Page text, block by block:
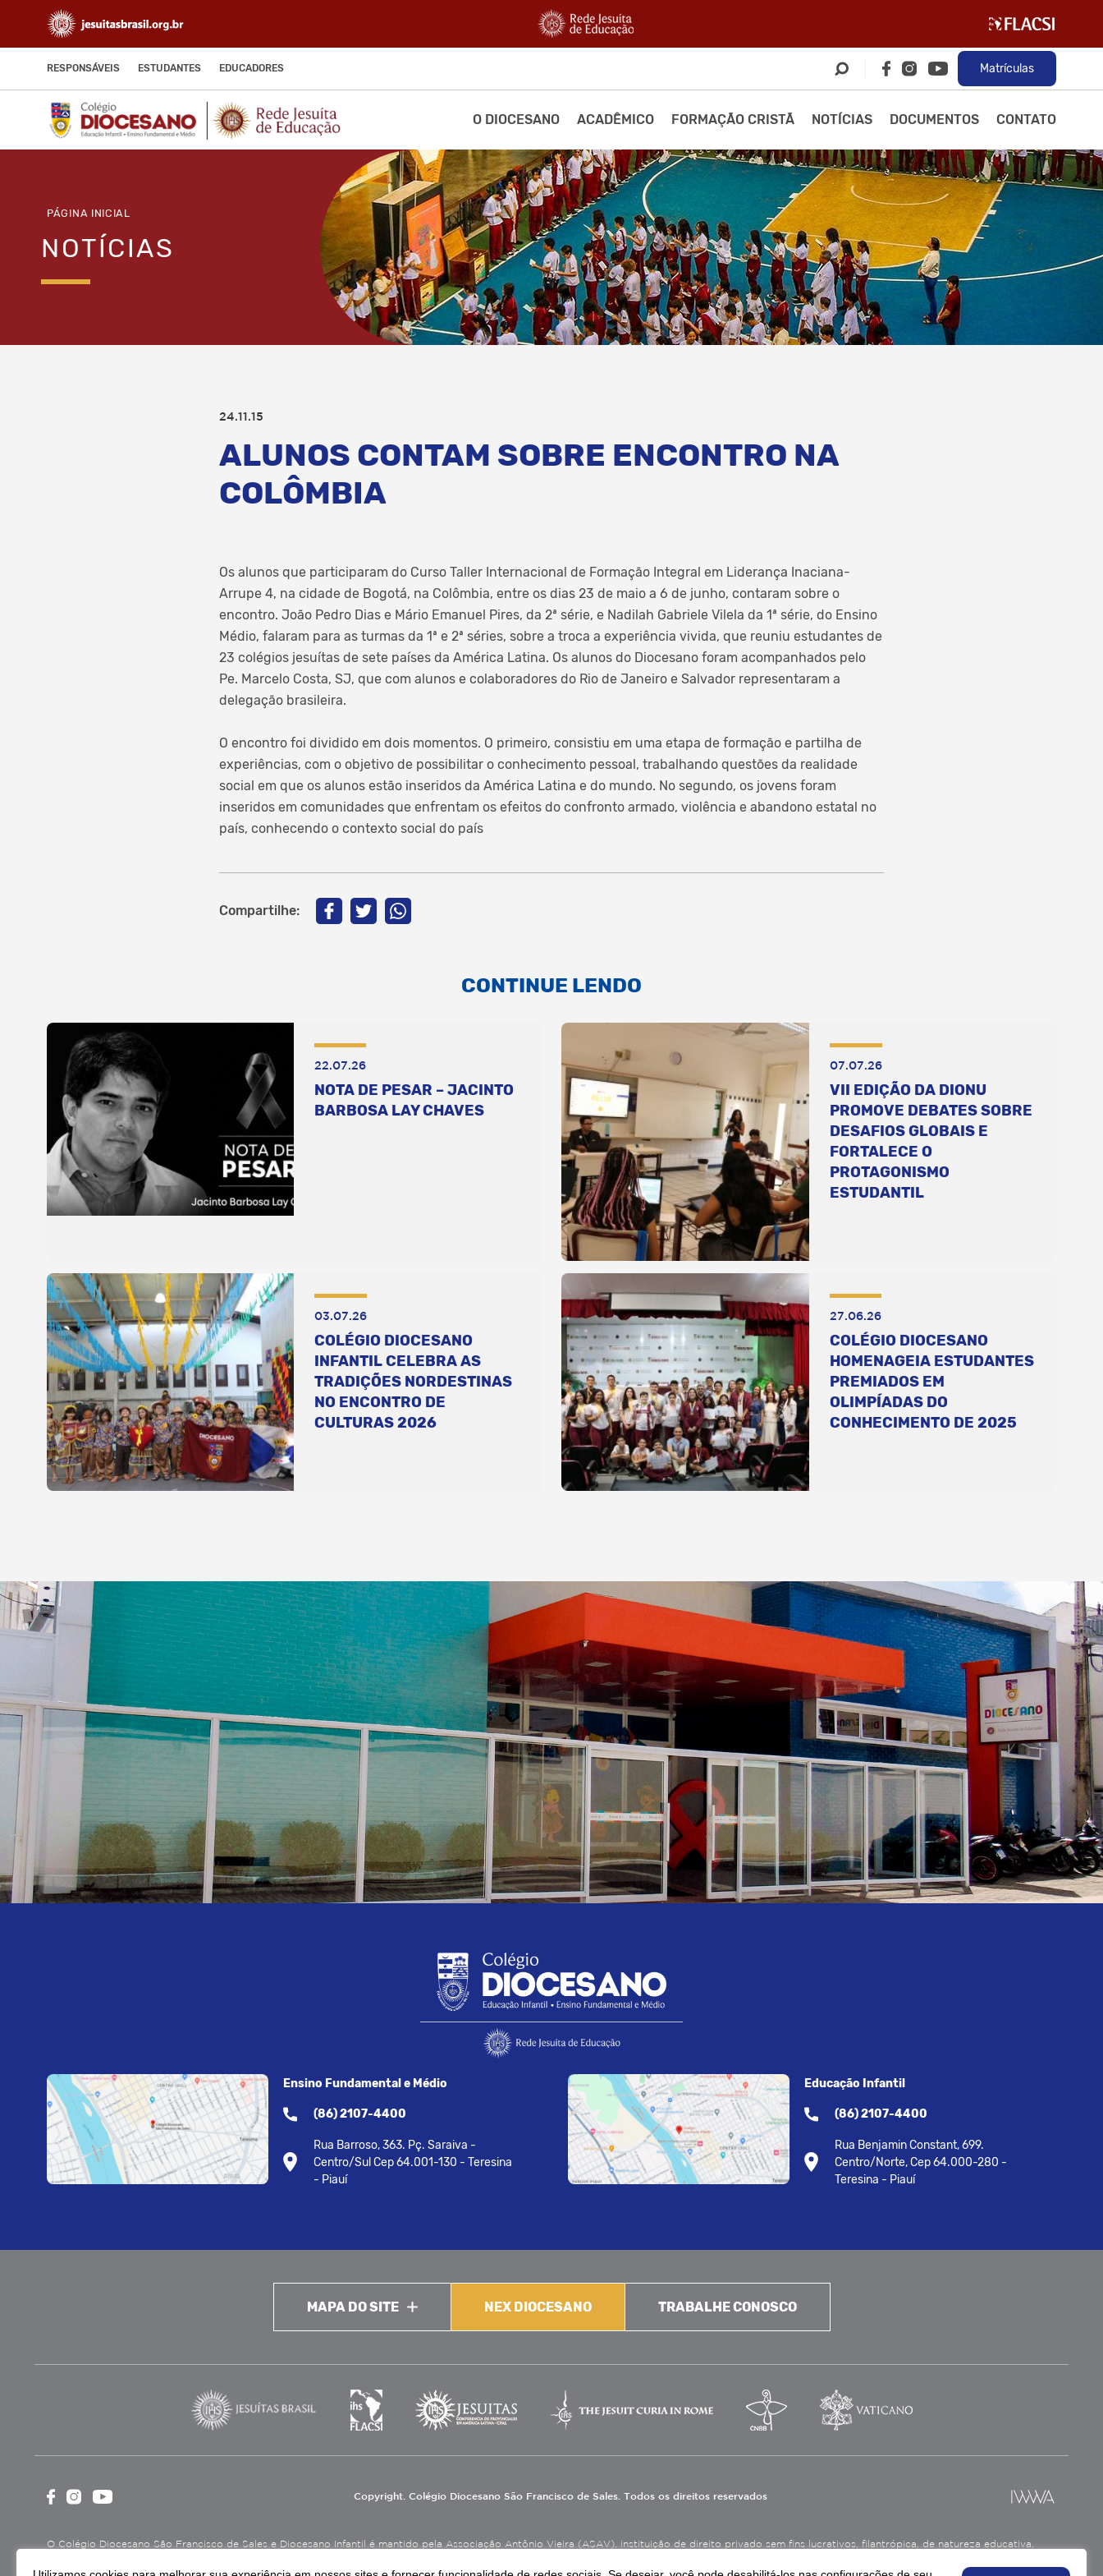
RESPONSÁVEIS ESTUDANTES EDUCADORES Matrículas
O DIOCESANO ACADÊMICO FORMAÇÃO CRISTÃ NOTÍCIAS DOCUMENTOS CONTATO
PÁGINA INICIAL
NOTÍCIAS
24.11.15
ALUNOS CONTAM SOBRE ENCONTRO NA
COLÔMBIA
Os alunos que participaram do Curso Taller Internacional de Formação Integral em Liderança Inaciana-
Arrupe 4, na cidade de Bogotá, na Colômbia, entre os dias 23 de maio a 6 de junho, contaram sobre o
encontro. João Pedro Dias e Mário Emanuel Pires, da 2ª série, e Nadilah Gabriele Vilela da 1ª série, do Ensino
Médio, falaram para as turmas da 1ª e 2ª séries, sobre a troca a experiência vivida, que reuniu estudantes de
23 colégios jesuítas de sete países da América Latina. Os alunos do Diocesano foram acompanhados pelo
Pe. Marcelo Costa, SJ, que com alunos e colaboradores do Rio de Janeiro e Salvador representaram a
delegação brasileira.
O encontro foi dividido em dois momentos. O primeiro, consistiu em uma etapa de formação e partilha de
experiências, com o objetivo de possibilitar o conhecimento pessoal, trabalhando questões da realidade
social em que os alunos estão inseridos da América Latina e do mundo. No segundo, os jovens foram
inseridos em comunidades que enfrentam os efeitos do confronto armado, violência e abandono estatal no
país, conhecendo o contexto social do país
Compartilhe:
CONTINUE LENDO
22.07.26
NOTA DE PESAR – JACINTO
BARBOSA LAY CHAVES
07.07.26
VII EDIÇÃO DA DIONU
PROMOVE DEBATES SOBRE
DESAFIOS GLOBAIS E
FORTALECE O
PROTAGONISMO
ESTUDANTIL
03.07.26
COLÉGIO DIOCESANO
INFANTIL CELEBRA AS
TRADIÇÕES NORDESTINAS
NO ENCONTRO DE
CULTURAS 2026
27.06.26
COLÉGIO DIOCESANO
HOMENAGEIA ESTUDANTES
PREMIADOS EM
OLIMPÍADAS DO
CONHECIMENTO DE 2025
Ensino Fundamental e Médio
(86) 2107-4400
Rua Barroso, 363. Pç. Saraiva -
Centro/Sul Cep 64.001-130 - Teresina
- Piauí
Educação Infantil
(86) 2107-4400
Rua Benjamin Constant, 699.
Centro/Norte, Cep 64.000-280 -
Teresina - Piauí
MAPA DO SITE NEX DIOCESANO TRABALHE CONOSCO
Copyright. Colégio Diocesano São Francisco de Sales. Todos os direitos reservados
O Colégio Diocesano São Francisco de Sales e Diocesano Infantil é mantido pela Associação Antônio Vieira (ASAV), instituição de direito privado sem fins lucrativos, filantrópica, de natureza educativa,